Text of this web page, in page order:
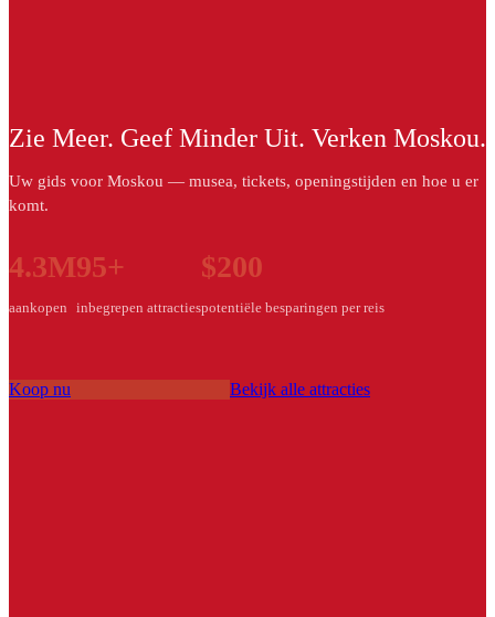
Zie Meer. Geef Minder Uit. Verken Moskou.
Uw gids voor Moskou — musea, tickets, openingstijden en hoe u er
komt.
4.3M
aankopen
95+
inbegrepen attracties
$200
potentiële besparingen per reis
Koop nu Bekijk alle attracties